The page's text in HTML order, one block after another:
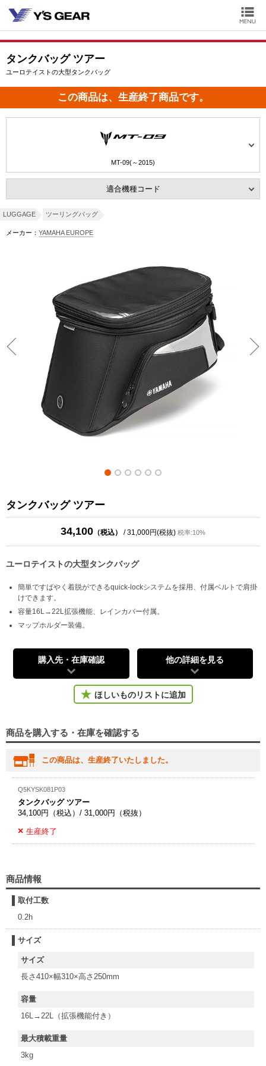
タンクバッグ ツアー
ユーロテイストの大型タンクバッグ
この商品は、生産終了商品です。
MT-09(～2015)
適合機種コード
LUGGAGE ツーリングバッグ
メーカー： YAMAHA EUROPE
タンクバッグ ツアー
34,100 （税込） / 31,000円(税抜) 税率:10%
ユーロテイストの大型タンクバッグ
簡単ですばやく着脱ができるquick-lockシステムを採用、付属ベルトで肩掛
けできます。
容量16L→22L拡張機能、レインカバー付属。
マップホルダー装備。
購入先・在庫確認 他の詳細を見る
ほしいものリストに追加
商品を購入する・在庫を確認する
この商品は、生産終了いたしました。
Q5KYSK081P03
タンクバッグ ツアー
34,100円（税込）/ 31,000円（税抜）
生産終了
商品情報
取付工数
0.2h
サイズ
サイズ
長さ410×幅310×高さ250mm
容量
16L→22L（拡張機能付き）
最大積載重量
3kg